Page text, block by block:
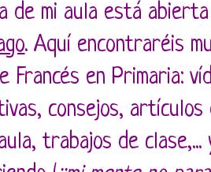
de mi aula está
. Aquí encontraréis
Francés en Primaria:
consejos,
trabajos de